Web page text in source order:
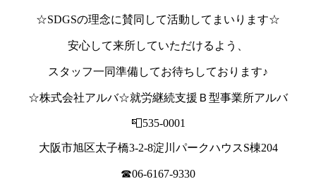
☆SDGSの理念に賛同して活動してまいります☆
安心して来所していただけるよう、
スタッフ一同準備してお待ちしております♪
☆株式会社アルバ☆就労継続支援Ｂ型事業所アルバ
📮535-0001
大阪市旭区太子橋3-2-8淀川パークハウスS棟204
☎06-6167-9330